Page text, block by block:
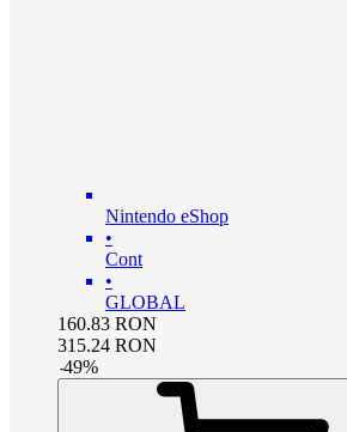
Nintendo eShop
•
Cont
•
GLOBAL
160.83 RON
315.24 RON
-49%